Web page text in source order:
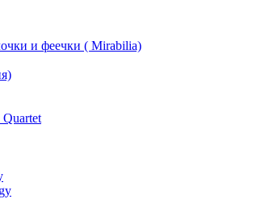
и феечки ( Mirabilia)